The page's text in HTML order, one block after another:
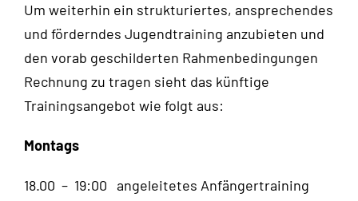
Um weiterhin ein strukturiertes, ansprechendes
und förderndes Jugendtraining anzubieten und
den vorab geschilderten Rahmenbedingungen
Rechnung zu tragen sieht das künftige
Trainingsangebot wie folgt aus:
Montags
18.00 – 19:00 angeleitetes Anfängertraining